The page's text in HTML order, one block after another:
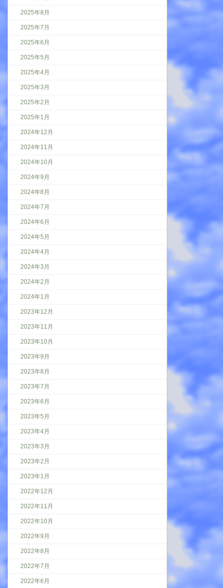
2025年8月
2025年7月
2025年6月
2025年5月
2025年4月
2025年3月
2025年2月
2025年1月
2024年12月
2024年11月
2024年10月
2024年9月
2024年8月
2024年7月
2024年6月
2024年5月
2024年4月
2024年3月
2024年2月
2024年1月
2023年12月
2023年11月
2023年10月
2023年9月
2023年8月
2023年7月
2023年6月
2023年5月
2023年4月
2023年3月
2023年2月
2023年1月
2022年12月
2022年11月
2022年10月
2022年9月
2022年8月
2022年7月
2022年6月